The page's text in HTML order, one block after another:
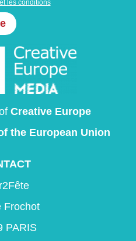
les conditions
Creative Europe
the European Union
Frochot
PARIS